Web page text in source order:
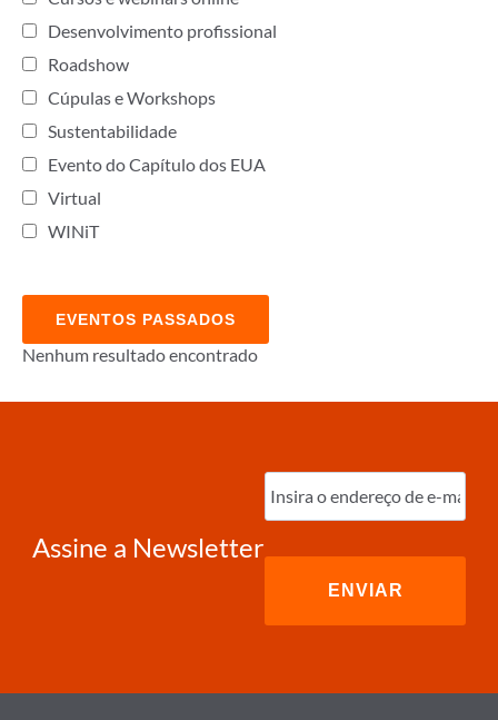
Desenvolvimento profissional
Roadshow
Cúpulas e Workshops
Sustentabilidade
Evento do Capítulo dos EUA
Virtual
WINiT
EVENTOS PASSADOS
Nenhum resultado encontrado
Assine a Newsletter
Digite
o
e-